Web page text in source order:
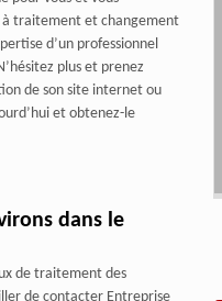
à traitement et changement
d’un professionnel
plus et prenez
de son site internet ou
et obtenez-le
dans le
de traitement des
de contacter Entreprise